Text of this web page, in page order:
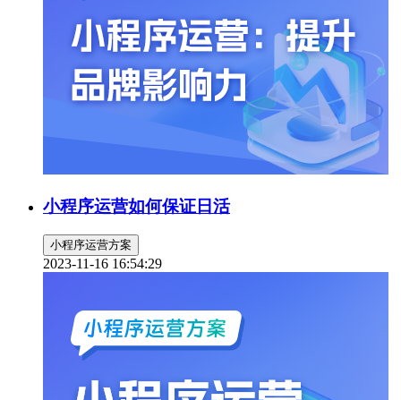
小程序运营如何保证日活
小程序运营方案
2023-11-16 16:54:29